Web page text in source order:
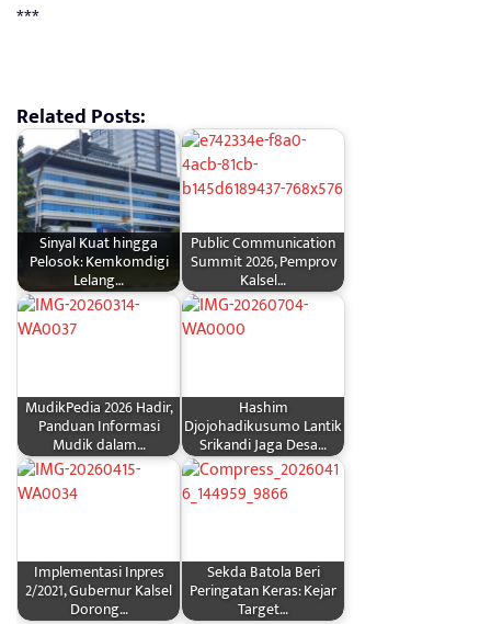
***
Related Posts:
Sinyal Kuat hingga
Pelosok: Kemkomdigi
Lelang…
Public Communication
Summit 2026, Pemprov
Kalsel…
MudikPedia 2026 Hadir,
Panduan Informasi
Mudik dalam…
Hashim
Djojohadikusumo Lantik
Srikandi Jaga Desa…
Implementasi Inpres
2/2021, Gubernur Kalsel
Dorong…
Sekda Batola Beri
Peringatan Keras: Kejar
Target…